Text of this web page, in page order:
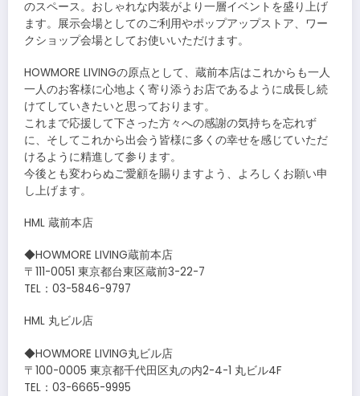
のスペース。おしゃれな内装がより一層イベントを盛り上げ
ます。展示会場としてのご利用やポップアップストア、ワー
クショップ会場としてお使いいただけます。
HOWMORE LIVINGの原点として、蔵前本店はこれからも一人
一人のお客様に心地よく寄り添うお店であるように成長し続
けてしていきたいと思っております。
これまで応援して下さった方々への感謝の気持ちを忘れず
に、そしてこれから出会う皆様に多くの幸せを感じていただ
けるように精進して参ります。
今後とも変わらぬご愛顧を賜りますよう、よろしくお願い申
し上げます。
HML 蔵前本店
◆HOWMORE LIVING蔵前本店
〒111-0051 東京都台東区蔵前3-22-7
TEL：03-5846-9797
HML 丸ビル店
◆HOWMORE LIVING丸ビル店
〒100-0005 東京都千代田区丸の内2-4-1 丸ビル4F
TEL：03-6665-9995